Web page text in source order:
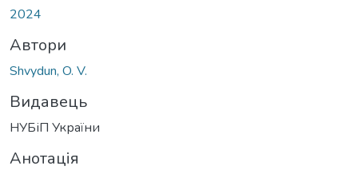
2024
Автори
Shvydun, O. V.
Видавець
НУБіП України
Анотація